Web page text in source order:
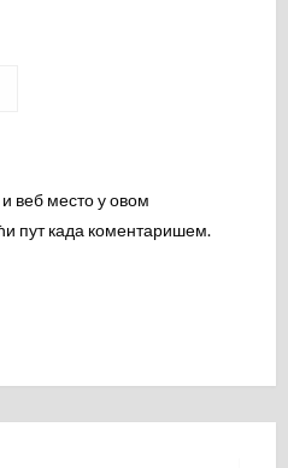
веб место у овом
пут када коментаришем.